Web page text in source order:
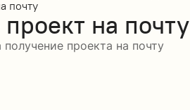
на почту
получение проекта на почту